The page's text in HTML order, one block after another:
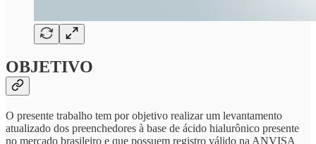
OBJETIVO
O presente trabalho tem por objetivo realizar um levantamento
atualizado dos preenchedores à base de ácido hialurônico presente
no mercado brasileiro e que possuem registro válido na ANVISA